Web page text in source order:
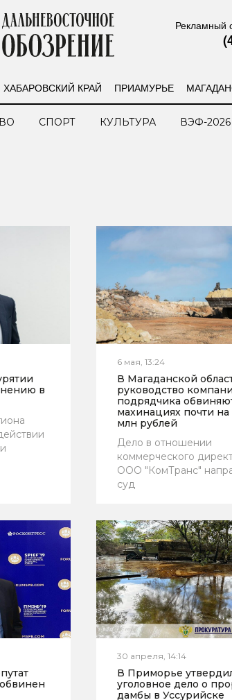
Рекламный
ХАБАРОВСКИЙ КРАЙ ПРИАМУРЬЕ
СПОРТ КУЛЬТУРА ВЭФ-2026
в
6 мая, 13:24
В Магаданской
руководство
подрядчика
махинациях почти на
млн рублей
Дело в отношении
коммерческого
ООО "КомТранс"
суд
30 апреля, 14:14
В Приморье
уголовное дело о
дамбы в Уссурийске